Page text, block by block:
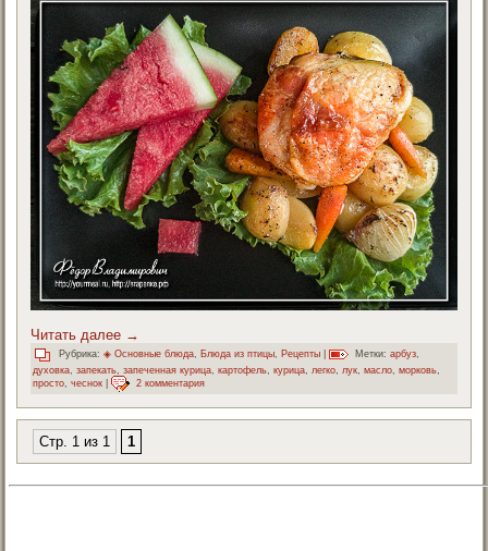
Читать далее →
Рубрика: ◈ Основные блюда, Блюда из птицы, Рецепты Метки: арбуз,
духовка,запекать,запеченная курица,картофель,курица,легко,лук,масло,морковь,
просто ,чеснок | 2 комментария
Стр. 1 из 1 1